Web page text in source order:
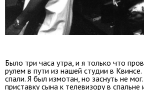
Было три часа утра, и я только что
рулем в пути из нашей студии в
спали. Я был измотан, но заснуть не
приставку сына к телевизору в спальне